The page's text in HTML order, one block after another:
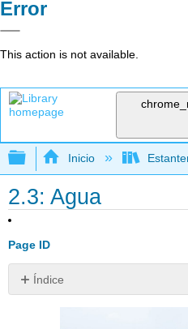
Error
This action is not available.
Expandir/contraer
Inicio
2.3: Agua
Page ID
Índice